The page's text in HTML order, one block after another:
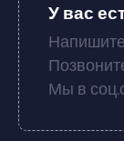
У вас
Мы в